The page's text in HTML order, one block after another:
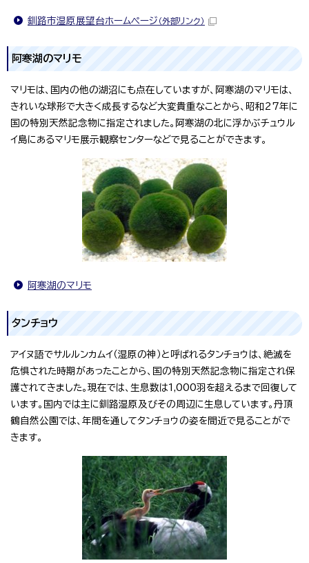
釧路市湿原展望台ホームページ （外部リンク）
阿寒湖のマリモ
マリモは、国内の他の湖沼にも点在していますが、阿寒湖のマリモは、
きれいな球形で大きく成長するなど大変貴重なことから、昭和27年に
国の特別天然記念物に指定されました。阿寒湖の北に浮かぶチュウル
イ島にあるマリモ展示観察センターなどで見ることができます。
阿寒湖のマリモ
タンチョウ
アイヌ語でサルルンカムイ（湿原の神）と呼ばれるタンチョウは、絶滅を
危惧された時期があったことから、国の特別天然記念物に指定され保
護されてきました。現在では、生息数は1,000羽を超えるまで回復して
います。国内では主に釧路湿原及びその周辺に生息しています。丹頂
鶴自然公園では、年間を通してタンチョウの姿を間近で見ることがで
きます。